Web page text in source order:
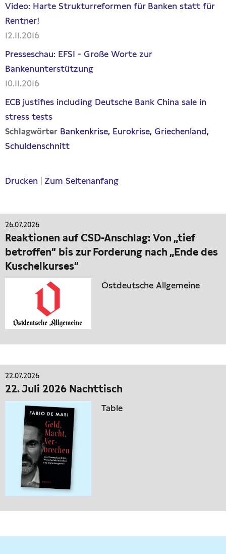
Video: Harte Strukturreformen für Banken statt für
Rentner!
12.11.2016
Presseschau: EFSI - Große Worte zur
Bankenunterstützung
10.11.2016
ECB justifies including Deutsche Bank China sale in
stress tests
Schlagwörter Bankenkrise Eurokrise Griechenland
Schuldenschnitt
Drucken Zum Seitenanfang
26.07.2026
Reaktionen auf CSD-Anschlag: Von „tief
betroffen“ bis zur Forderung nach „Ende des
Kuschelkurses“
Ostdeutsche Allgemeine
22.07.2026
22. Juli 2026 Nachttisch
Table